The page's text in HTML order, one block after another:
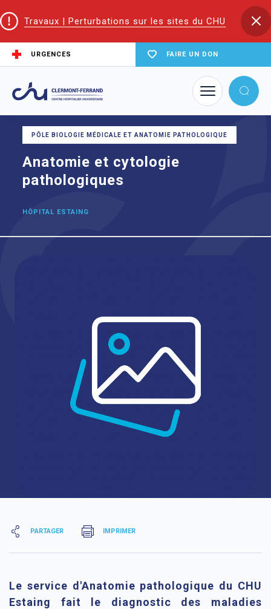
Travaux | Perturbations sur les sites du CHU
URGENCES FAIRE UN DON
Accueil
Anatomie et cytologie pathologiques
PÔLE BIOLOGIE MÉDICALE ET ANATOMIE PATHOLOGIQUE
Anatomie et cytologie
pathologiques
HÔPITAL ESTAING
PARTAGER IMPRIMER
Le service d'Anatomie pathologique du CHU
Estaing fait le diagnostic des maladies